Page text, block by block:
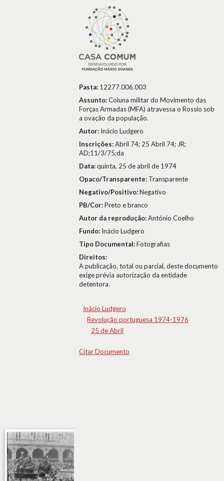
Pasta: 12277.006.003
Assunto:Coluna militar do Movimento das
Forças Armadas (MFA) atravessa o Rossio sob
a ovação da população.
Autor: Inácio Ludgero
Inscrições:Abril 74; 25 Abril 74; JR;
AD;11/3/75;da
Data:quinta, 25 de abril de 1974
Opaco/Transparente: Transparente
Negativo/Positivo:Negativo
PB/Cor:Preto e branco
Autor da reprodução:António Coelho
Fundo: Inácio Ludgero
Tipo Documental:Fotografias
Direitos:
A publicação, total ou parcial, deste documento
exige prévia autorização da entidade
detentora.
Inácio Ludgero
Revolução portuguesa 1974-1976
25 de Abril
Citar Documento